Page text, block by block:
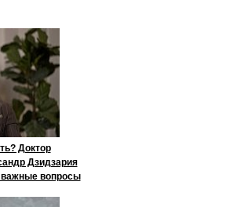
Доктор
Дзидзария
важные вопросы